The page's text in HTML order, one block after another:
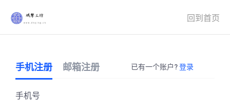
回到首页
手机注册 邮箱注册 已有一个账户?登录
手机号